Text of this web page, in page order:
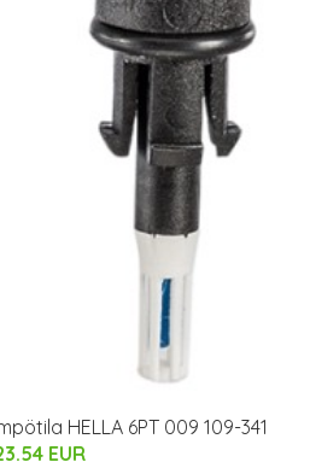
HELLA 6PT 009 109-341
EUR